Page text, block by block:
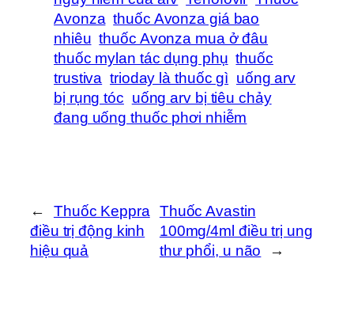
Avonza thuốc Avonza giá bao
nhiêu thuốc Avonza mua ở đâu
thuốc mylan tác dụng phụ thuốc
trustiva trioday là thuốc gì uống arv
bị rụng tóc uống arv bị tiêu chảy
đang uống thuốc phơi nhiễm
←
Thuốc Keppra
điều trị động kinh
hiệu quả
Thuốc Avastin
100mg/4ml điều trị ung
thư phổi, u não
→